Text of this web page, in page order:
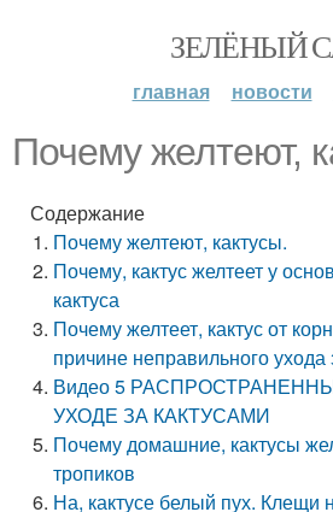
ЗЕЛЁНЫЙ
главная новости
Почему желтеют,
Содержание
Почему желтеют, кактусы.
Почему, кактус желтеет у
кактуса
Почему желтеет, кактус от
причине неправильного ухода
Видео 5
УХОДЕ ЗА КАКТУСАМИ
Почему домашние, кактусы
тропиков
На, кактусе белый пух. Клещи